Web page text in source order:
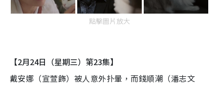
點擊圖片放大
【2月24日（星期三）第23集】
戴安娜（宣萱飾）被人意外扑暈，而錢順潮（潘志文